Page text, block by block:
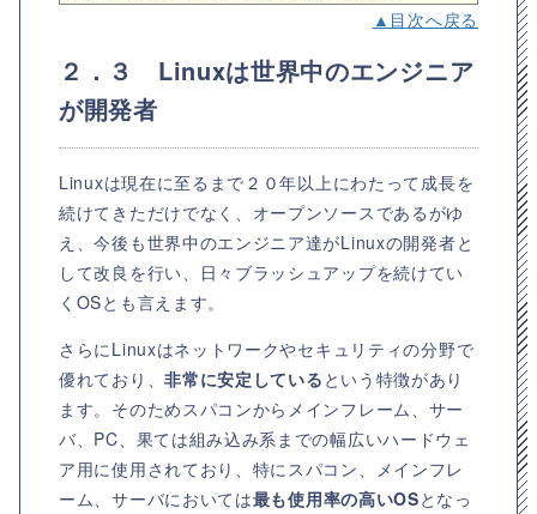
▲目次へ戻る
２．３ Linuxは世界中のエンジニア
が開発者
Linuxは現在に至るまで２０年以上にわたって成長を
続けてきただけでなく、オープンソースであるがゆ
え、今後も世界中のエンジニア達がLinuxの開発者と
して改良を行い、日々ブラッシュアップを続けてい
くOSとも言えます。
さらにLinuxはネットワークやセキュリティの分野で
優れており、非常に安定している という特徴があり
ます。そのためスパコンからメインフレーム、サー
バ、PC、果ては組み込み系までの幅広いハードウェ
ア用に使用されており、特にスパコン、メインフレ
ーム、サーバにおいては最も使用率の高いOSとなっ